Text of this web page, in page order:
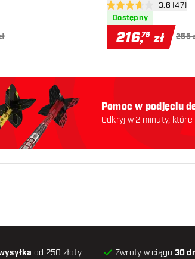
recenzji otwórz
3.6 gwiazdki oceny3.6 (47)
Dostępny
216,75 zł 255
Pomoc w podjęciu
Odkryj w 2 minuty,
od 250 złoty Zwroty w ciągu 30